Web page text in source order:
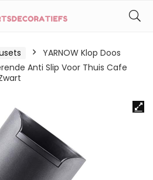
YARNOW Klop Doos
Anti Slip Voor Thuis Cafe